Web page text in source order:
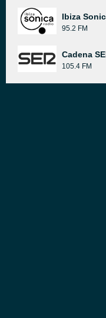
Ibiza
95.2 FM
Cadena
105.4 FM